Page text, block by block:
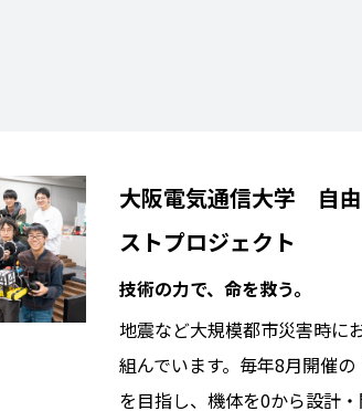
大阪電気通信大学 自
ストプロジェクト
技術の力で、命を救う。
地震など大規模都市災害時に
組んでいます。毎年8月開催
を目指し、機体を0から設計